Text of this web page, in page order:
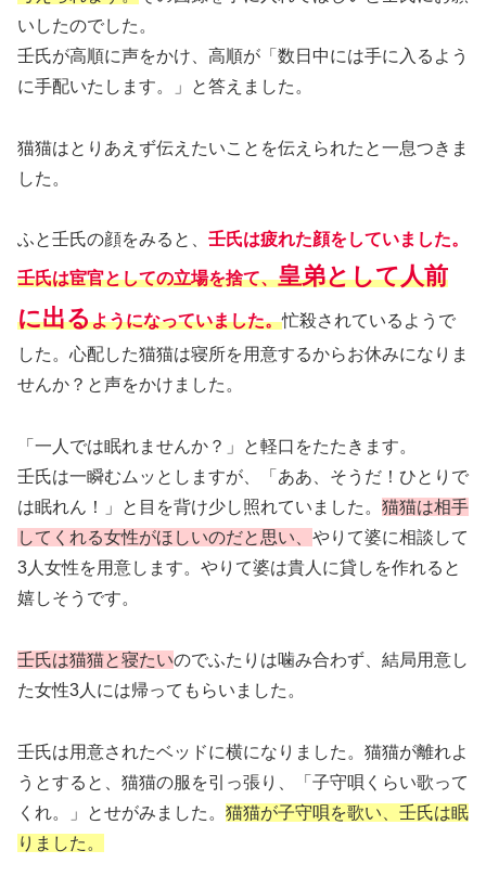
いしたのでした。
壬氏が高順に声をかけ、高順が「数日中には手に入るよう
に手配いたします。」と答えました。
猫猫はとりあえず伝えたいことを伝えられたと一息つきま
した。
ふと壬氏の顔をみると、 壬氏は疲れた顔をしていました。
壬氏は宦官としての立場を捨て、皇弟として人前
に出るようになっていました。忙殺されているようで
した。心配した猫猫は寝所を用意するからお休みになりま
せんか？と声をかけました。
「一人では眠れませんか？」と軽口をたたきます。
壬氏は一瞬むムッとしますが、「ああ、そうだ！ひとりで
は眠れん！」と目を背け少し照れていました。 猫猫は相手
してくれる女性がほしいのだと思い、 やりて婆に相談して
3人女性を用意します。やりて婆は貴人に貸しを作れると
嬉しそうです。
壬氏は猫猫と寝たいのでふたりは噛み合わず、結局用意し
た女性3人には帰ってもらいました。
壬氏は用意されたベッドに横になりました。猫猫が離れよ
うとすると、猫猫の服を引っ張り、「子守唄くらい歌って
くれ。」とせがみました。 猫猫が子守唄を歌い、壬氏は眠
りました。